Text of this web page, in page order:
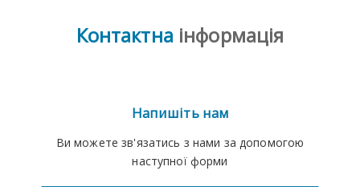
Контактна інформація
Напишіть нам
Ви можете зв'язатись з нами за допомогою
наступної форми